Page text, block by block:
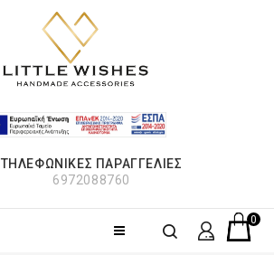
ΤΗΛΕΦΩΝΙΚΈΣ ΠΑΡΑΓΓΕΛΊΕΣ
6972088760
0